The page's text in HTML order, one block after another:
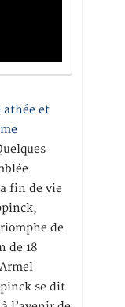
athée et
fin de vie
de
de 18
se dit